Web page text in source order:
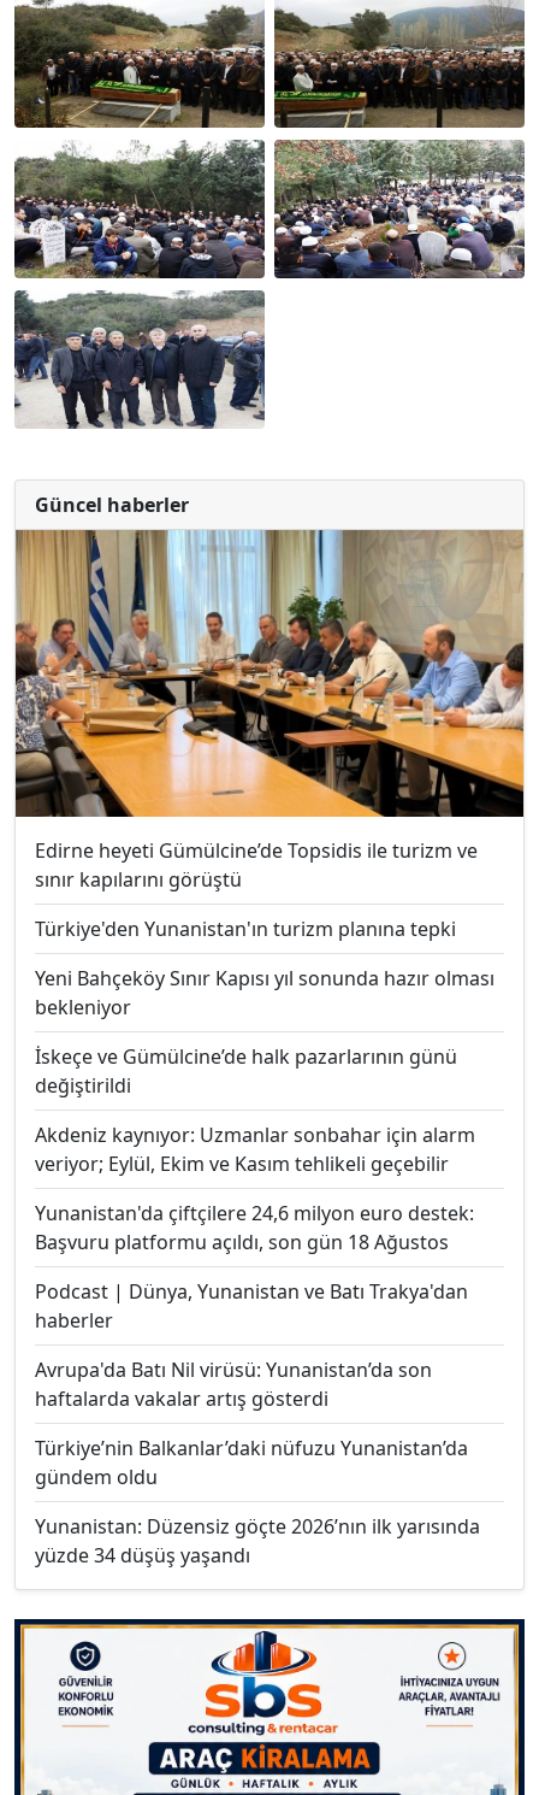
Güncel haberler
Edirne heyeti Gümülcine’de Topsidis ile turizm ve
sınır kapılarını görüştü
Türkiye'den Yunanistan'ın turizm planına tepki
Yeni Bahçeköy Sınır Kapısı yıl sonunda hazır olması
bekleniyor
İskeçe ve Gümülcine’de halk pazarlarının günü
değiştirildi
Akdeniz kaynıyor: Uzmanlar sonbahar için alarm
veriyor; Eylül, Ekim ve Kasım tehlikeli geçebilir
Yunanistan'da çiftçilere 24,6 milyon euro destek:
Başvuru platformu açıldı, son gün 18 Ağustos
Podcast | Dünya, Yunanistan ve Batı Trakya'dan
haberler
Avrupa'da Batı Nil virüsü: Yunanistan’da son
haftalarda vakalar artış gösterdi
Türkiye’nin Balkanlar’daki nüfuzu Yunanistan’da
gündem oldu
Yunanistan: Düzensiz göçte 2026’nın ilk yarısında
yüzde 34 düşüş yaşandı